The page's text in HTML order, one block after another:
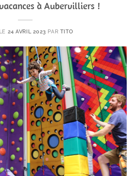
à Aubervilliers !
24 AVRIL 2023 PAR TITO